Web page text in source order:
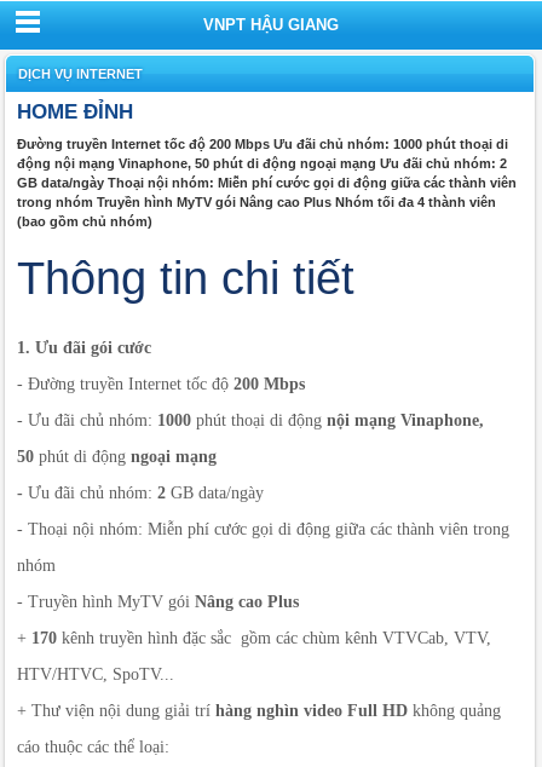
VNPT HẬU GIANG
DỊCH VỤ INTERNET
HOME ĐỈNH
Đường truyền Internet tốc độ 200 Mbps Ưu đãi chủ nhóm: 1000 phút thoại di
động nội mạng Vinaphone, 50 phút di động ngoại mạng Ưu đãi chủ nhóm: 2
GB data/ngày Thoại nội nhóm: Miễn phí cước gọi di động giữa các thành viên
trong nhóm Truyền hình MyTV gói Nâng cao Plus Nhóm tối đa 4 thành viên
(bao gồm chủ nhóm)
Thông tin chi tiết
1. Ưu đãi gói cước
- Đường truyền Internet tốc độ200 Mbps
- Ưu đãi chủ nhóm: 1000 phút thoại di độngnội mạng Vinaphone,
50phút di động ngoại mạng
-Ưu đãi chủ nhóm:2 GB data/ngày
- Thoại nội nhóm: Miễn phí cước gọi di động giữa các thành viên trong
nhóm
- Truyền hình MyTV góiNâng cao Plus
+ 170 kênh truyền hình đặc sắc gồm các chùm kênh VTVCab, VTV,
HTV/HTVC, SpoTV...
+ Thư viện nội dung giải tríhàng nghìn video Full HD không quảng
cáo thuộc các thể loại: